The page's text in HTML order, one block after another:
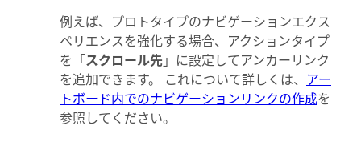
例えば、プロトタイプのナビゲーションエクス
ペリエンスを強化する場合、アクションタイプ
を「スクロール先」に設定してアンカーリンク
を追加できます。 これについて詳しくは、 アー
トボード内でのナビゲーションリンクの作成を
参照してください。